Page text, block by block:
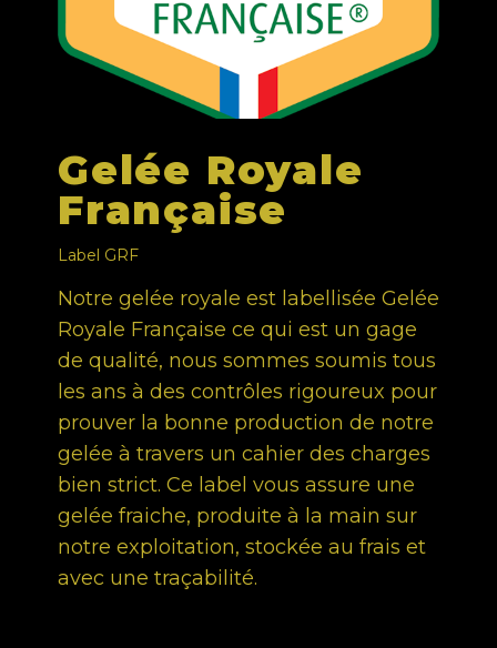
Gelée Royale
Française
Label GRF
Notre gelée royale est labellisée Gelée
Royale Française ce qui est un gage
de qualité, nous sommes soumis tous
les ans à des contrôles rigoureux pour
prouver la bonne production de notre
gelée à travers un cahier des charges
bien strict. Ce label vous assure une
gelée fraiche, produite à la main sur
notre exploitation, stockée au frais et
avec une traçabilité.